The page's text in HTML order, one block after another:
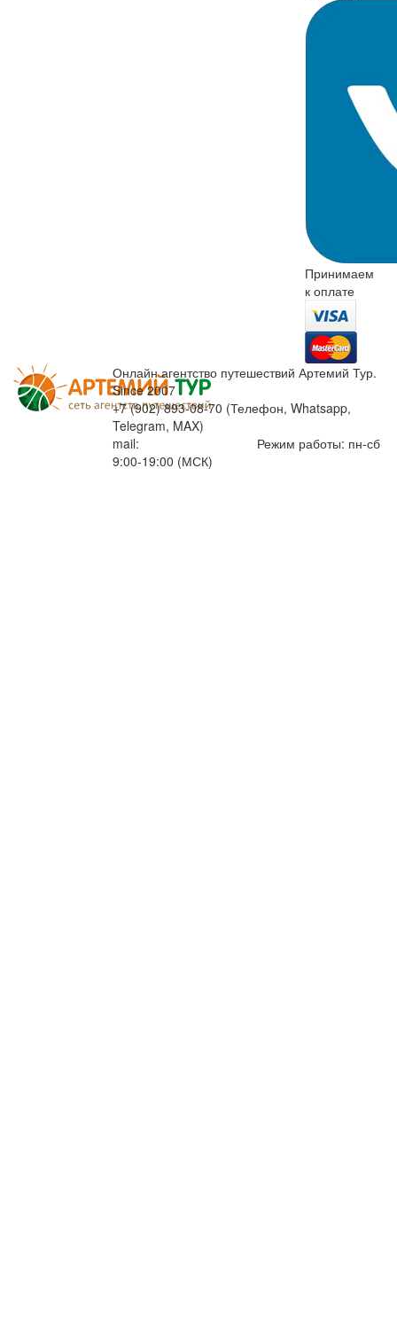
Принимаем
к оплате
Онлайн агентство путешествий Артемий Тур.
Since 2007
+7 (902) 893-08-70 (Телефон, Whatsapp,
Telegram, MAX)
mail:
Режим работы: пн-сб
9:00-19:00 (МСК)